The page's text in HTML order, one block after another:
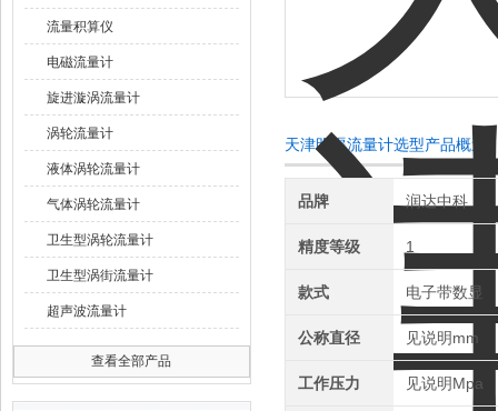
流量积算仪
电磁流量计
旋进漩涡流量计
涡轮流量计
液体涡轮流量计
气体涡轮流量计
卫生型涡轮流量计
卫生型涡街流量计
超声波流量计
查看全部产品
天津明渠流量计选型产品概述
品牌 润达中科
精度等级 1
款式 电子带数显
公称直径 见说明mm
工作压力 见说明Mpa